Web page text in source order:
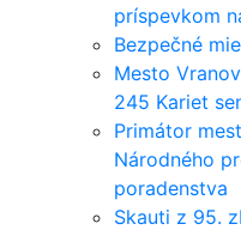
príspevkom
Bezpečné
Mesto
245 Kariet
Primátor
Národného
poradenstva
Skauti z 95.